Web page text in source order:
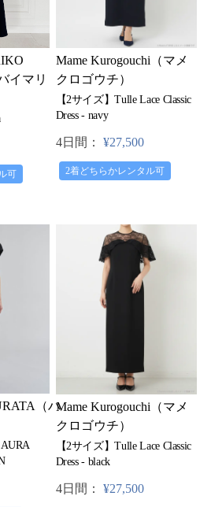
イマリ
可
Mame Kurogouchi（マメ
クロゴウチ）
【2サイズ】Tulle Lace Classic
Dress - navy
4日間： ¥27,500
2着どちらかレンタル可
（ハMame Kurogouchi（マメ
クロゴウチ）
【2サイズ】Tulle Lace Classic
Dress - black
4日間： ¥27,500